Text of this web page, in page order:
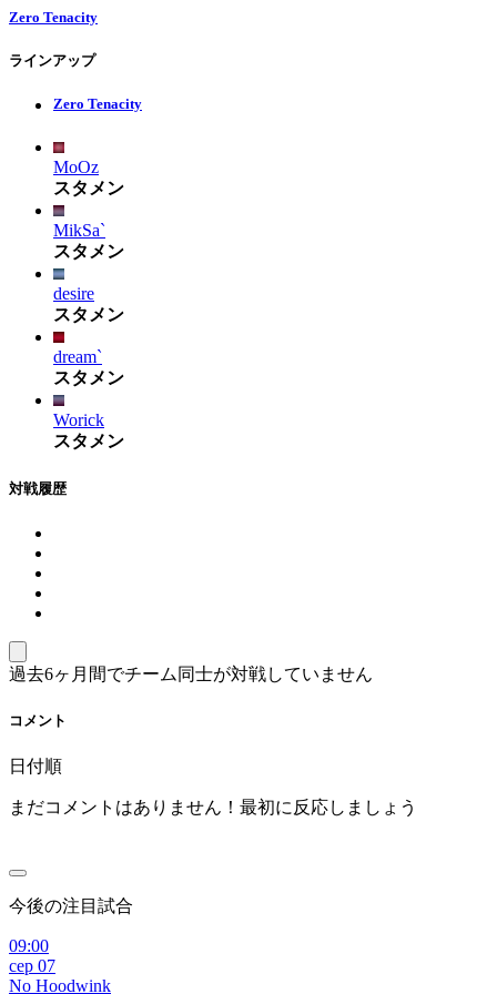
Zero Tenacity
ラインアップ
Zero Tenacity
MoOz
スタメン
MikSa`
スタメン
desire
スタメン
dream`
スタメン
Worick
スタメン
対戦履歴
過去6ヶ月間でチーム同士が対戦していません
コメント
日付順
まだコメントはありません！最初に反応しましょう
今後の注目試合
09:00
сер 07
No Hoodwink